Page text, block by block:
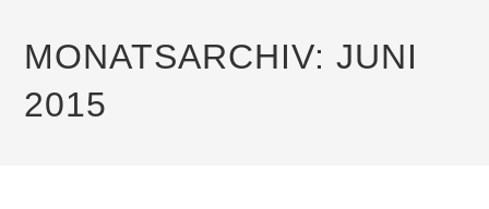
MONATSARCHIV: JUNI
2015